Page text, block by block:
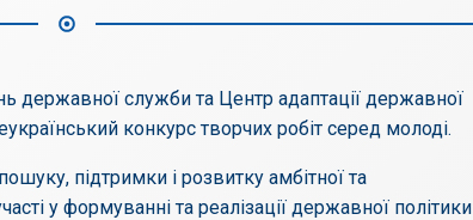
державної служби та Центр адаптації державної
конкурс творчих робіт серед молоді.
підтримки і розвитку амбітної та
у формуванні та реалізації державної політики